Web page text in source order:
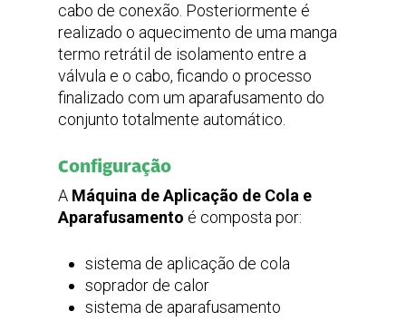
230
50HZ
16
Pressão máxima
(Bar)
cabo de conexão. Posteriormente é
realizado o aquecimento de uma manga
termo retrátil de isolamento entre a
válvula e o cabo, ficando o processo
finalizado com um aparafusamento do
conjunto totalmente automático.
Configuração
A Máquina de Aplicação de Cola e
Aparafusamento é composta por:
sistema de aplicação de cola
soprador de calor
sistema de aparafusamento